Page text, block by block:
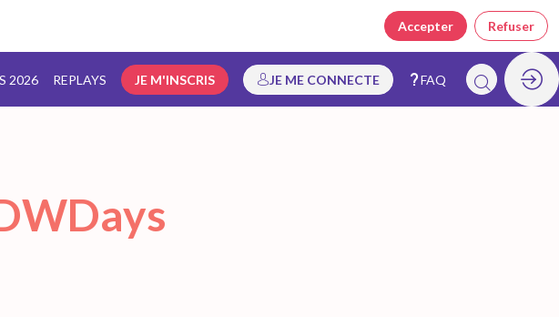
2026 REPLAYS JE M'INSCRIS JE ME CONNECTE FAQ
Accepter Refuser